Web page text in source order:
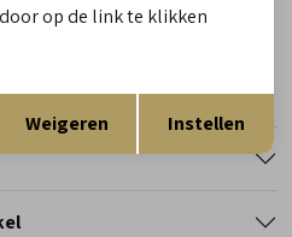
materiaal
Opslaan
op de link te klikken
Weigeren Instellen